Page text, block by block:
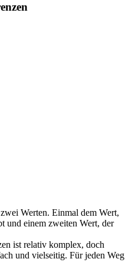
Werten. Einmal dem Wert,
und einem zweiten Wert, der
ist relativ komplex, doch
und vielseitig. Für jeden Weg